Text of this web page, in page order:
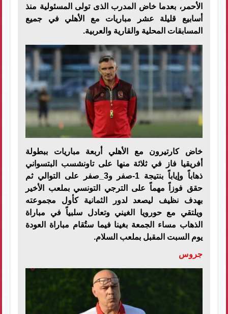
الأحمر، بعدما خاض المدرب الذى تولى المسئولية منذ
أسابيع قليلة عشر مباريات مع الأهلي في جميع
المسابقات المحلية والقارية والعربية.
خاض كارتيرون مع الأهلي أربعة مباريات ببطولة
أفريقيا فاز في ثلاثة منها على تاونشسب البتسواني
ذهاباً وإياباً بنتيجة 1-صفر و3_صفر على التوالي ثم
حقق فوزاً مهماً على الترجي التونسي بملعب الأخير
بهدف نظيف ليصعد لدور الثمانية كأول مجموعته
ويلتقي مع حورويا الغيني وتعادل سلبياً في مباراة
الذهاب مساء الجمعة بغينا فيما ستُقام مباراة العودة
يوم السبت المقبل بملعب السلام.
جروس